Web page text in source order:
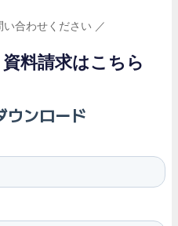
合わせください ／
料請求はこちら